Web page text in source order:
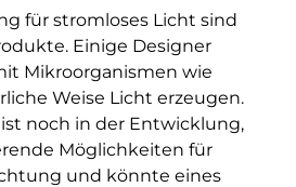
für stromloses Licht sind
Einige Designer
Mikroorganismen wie
Weise Licht erzeugen.
noch in der Entwicklung,
Möglichkeiten für
und könnte eines